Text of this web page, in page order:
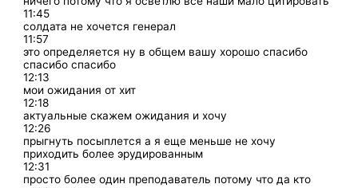
11:45
солдата не хочется генерал
11:57
это определяется ну в общем вашу хорошо спасибо
спасибо спасибо
12:13
мои ожидания от хит
12:18
актуальные скажем ожидания и хочу
12:26
прыгнуть посыплется а я еще меньше не хочу
приходить более эрудированным
12:31
просто более один преподаватель потому что да кто